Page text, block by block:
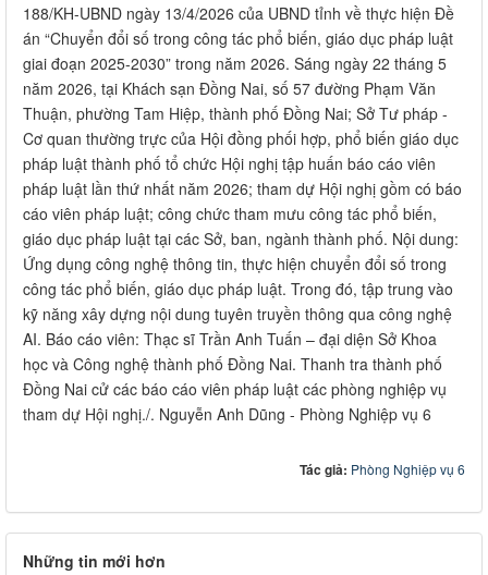
188/KH-UBND ngày 13/4/2026 của UBND tỉnh về thực hiện Đề
án “Chuyển đổi số trong công tác phổ biến, giáo dục pháp luật
giai đoạn 2025-2030” trong năm 2026. Sáng ngày 22 tháng 5
năm 2026, tại Khách sạn Đồng Nai, số 57 đường Phạm Văn
Thuận, phường Tam Hiệp, thành phố Đồng Nai; Sở Tư pháp -
Cơ quan thường trực của Hội đồng phối hợp, phổ biến giáo dục
pháp luật thành phố tổ chức Hội nghị tập huấn báo cáo viên
pháp luật lần thứ nhất năm 2026; tham dự Hội nghị gồm có báo
cáo viên pháp luật; công chức tham mưu công tác phổ biến,
giáo dục pháp luật tại các Sở, ban, ngành thành phố. Nội dung:
Ứng dụng công nghệ thông tin, thực hiện chuyển đổi số trong
công tác phổ biến, giáo dục pháp luật. Trong đó, tập trung vào
kỹ năng xây dựng nội dung tuyên truyền thông qua công nghệ
AI. Báo cáo viên: Thạc sĩ Trần Anh Tuấn – đại diện Sở Khoa
học và Công nghệ thành phố Đồng Nai. Thanh tra thành phố
Đồng Nai cử các báo cáo viên pháp luật các phòng nghiệp vụ
tham dự Hội nghị./. Nguyễn Anh Dũng - Phòng Nghiệp vụ 6
Tác giả: Phòng Nghiệp vụ 6
Những tin mới hơn